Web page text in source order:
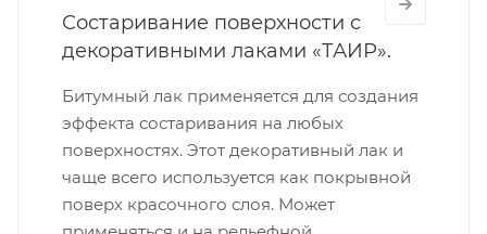
Состаривание поверхности с
декоративными лаками «ТАИР».
Битумный лак применяется для создания
эффекта состаривания на любых
поверхностях. Этот декоративный лак и
чаще всего используется как покрывной
поверх красочного слоя. Может